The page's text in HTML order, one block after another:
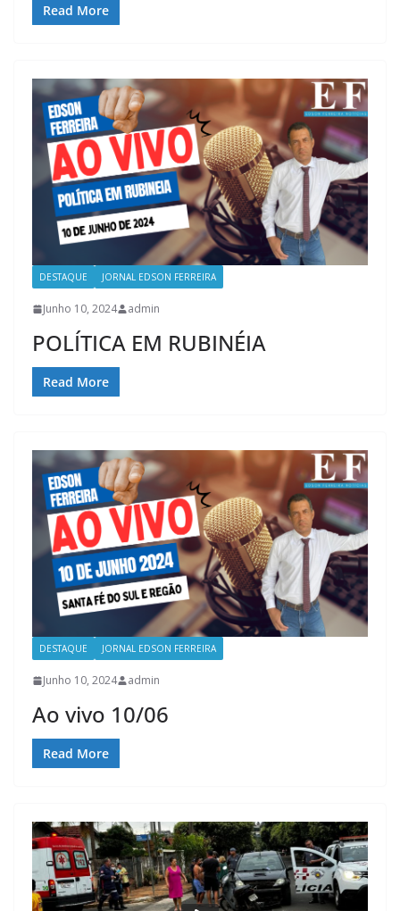
Read More
DESTAQUE JORNAL EDSON FERREIRA
Junho 10, 2024 admin
POLÍTICA EM RUBINÉIA
Read More
DESTAQUE JORNAL EDSON FERREIRA
Junho 10, 2024 admin
Ao vivo 10/06
Read More